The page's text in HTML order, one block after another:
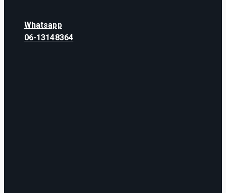
Whatsapp
06-13148364